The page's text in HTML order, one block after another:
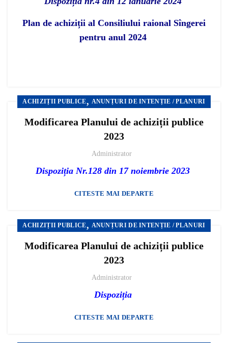
Plan de achiziții al Consiliului raional Sîngerei
pentru anul 2024
ACHIZIȚII PUBLICE, ANUNȚURI DE INTENȚIE / PLANURI
Modificarea Planului de achiziții publice
2023
Administrator
Dispoziția Nr.128 din 17 noiembrie 2023
CITESTE MAI DEPARTE
ACHIZIȚII PUBLICE, ANUNȚURI DE INTENȚIE / PLANURI
Modificarea Planului de achiziții publice
2023
Administrator
Dispoziția
CITESTE MAI DEPARTE